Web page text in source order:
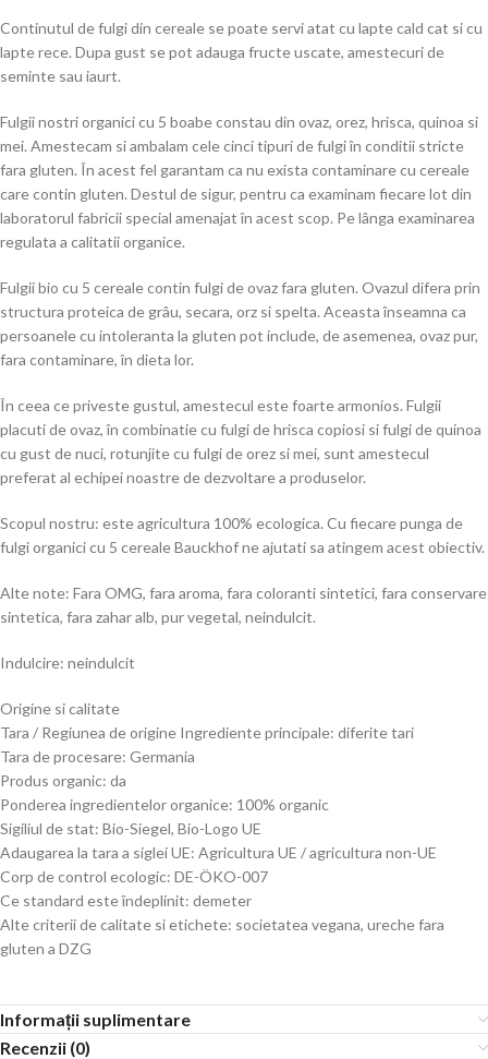
Continutul de fulgi din cereale se poate servi atat cu lapte cald cat si cu
lapte rece. Dupa gust se pot adauga fructe uscate, amestecuri de
seminte sau iaurt.
Fulgii nostri organici cu 5 boabe constau din ovaz, orez, hrisca, quinoa si
mei. Amestecam si ambalam cele cinci tipuri de fulgi în conditii stricte
fara gluten. În acest fel garantam ca nu exista contaminare cu cereale
care contin gluten. Destul de sigur, pentru ca examinam fiecare lot din
laboratorul fabricii special amenajat în acest scop. Pe lânga examinarea
regulata a calitatii organice.
Fulgii bio cu 5 cereale contin fulgi de ovaz fara gluten. Ovazul difera prin
structura proteica de grâu, secara, orz si spelta. Aceasta înseamna ca
persoanele cu intoleranta la gluten pot include, de asemenea, ovaz pur,
fara contaminare, în dieta lor.
În ceea ce priveste gustul, amestecul este foarte armonios. Fulgii
placuti de ovaz, în combinatie cu fulgi de hrisca copiosi si fulgi de quinoa
cu gust de nuci, rotunjite cu fulgi de orez si mei, sunt amestecul
preferat al echipei noastre de dezvoltare a produselor.
Scopul nostru: este agricultura 100% ecologica. Cu fiecare punga de
fulgi organici cu 5 cereale Bauckhof ne ajutati sa atingem acest obiectiv.
Alte note: Fara OMG, fara aroma, fara coloranti sintetici, fara conservare
sintetica, fara zahar alb, pur vegetal, neindulcit.
Indulcire: neindulcit
Origine si calitate
Tara / Regiunea de origine Ingrediente principale: diferite tari
Tara de procesare: Germania
Produs organic: da
Ponderea ingredientelor organice: 100% organic
Sigiliul de stat: Bio-Siegel, Bio-Logo UE
Adaugarea la tara a siglei UE: Agricultura UE / agricultura non-UE
Corp de control ecologic: DE-ÖKO-007
Ce standard este îndeplinit: demeter
Alte criterii de calitate si etichete: societatea vegana, ureche fara
gluten a DZG
Informații suplimentare
Recenzii (0)